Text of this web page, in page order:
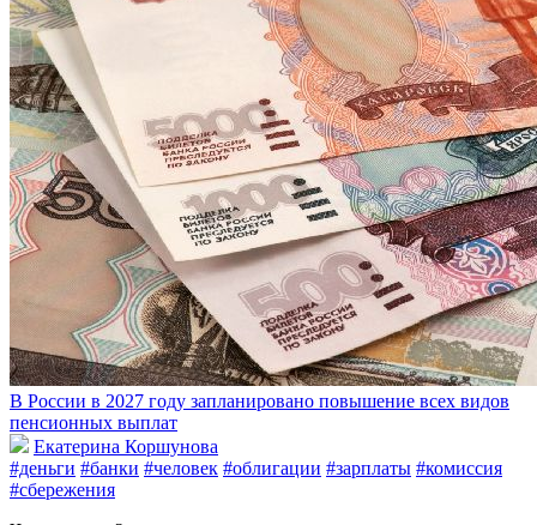
В России в 2027 году запланировано повышение всех видов
пенсионных выплат
Екатерина Коршунова
#деньги #банки #человек #облигации #зарплаты #комиссия
#сбережения